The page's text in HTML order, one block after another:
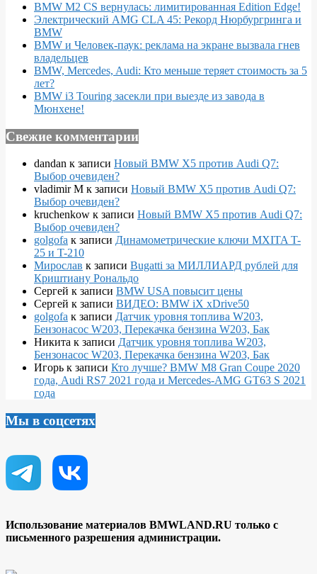
BMW M2 CS вернулась: лимитированная Edition Edge!
Электрический AMG CLA 45: Рекорд Нюрбургринга и
BMW
BMW и Человек-паук: реклама на экране вызвала гнев
владельцев
BMW, Mercedes, Audi: Кто меньше теряет стоимость за 5
лет?
BMW i3 Touring засекли при выезде из завода в
Мюнхене!
Свежие комментарии
dandan к записи Новый BMW X5 против Audi Q7:
Выбор очевиден?
vladimir M к записи Новый BMW X5 против Audi Q7:
Выбор очевиден?
kruchenkow к записи Новый BMW X5 против Audi Q7:
Выбор очевиден?
golgofa к записи Динамометрические ключи MXITA T-
25 и T-210
Мирослав к записи Bugatti за МИЛЛИАРД рублей для
Криштиану Рональдо
Сергей к записи BMW USA повысит цены
Сергей к записи ВИДЕО: BMW iX xDrive50
golgofa к записи Датчик уровня топлива W203,
Бензонасос W203, Перекачка бензина W203, Бак
Никита к записи Датчик уровня топлива W203,
Бензонасос W203, Перекачка бензина W203, Бак
Игорь к записи Кто лучше? BMW M8 Gran Coupe 2020
года, Audi RS7 2021 года и Mercedes-AMG GT63 S 2021
года
Мы в соцсетях
Использование материалов BMWLAND.RU только с
письменного разрешения администрации.